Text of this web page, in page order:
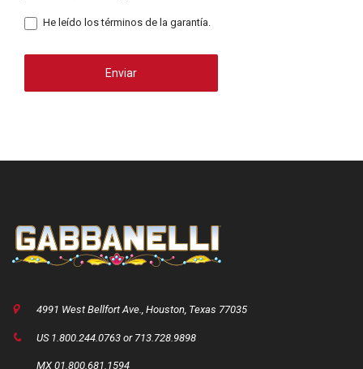
He leído los términos de la garantía.
Enviar
4991 West Bellfort Ave., Houston, Texas 77035
US 1.800.244.0763 or 713.728.9898
MX 01.800.681.1594